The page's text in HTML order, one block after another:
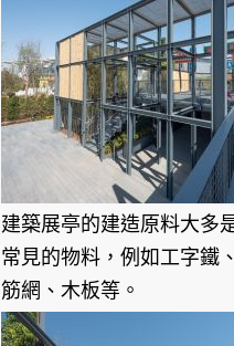
建築展亭的建造原料大多
常見的物料，例如工字鐵
筋網、木板等。